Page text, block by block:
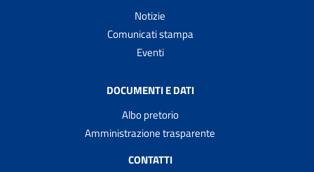
Notizie
Comunicati stampa
Eventi
DOCUMENTI E DATI
Albo pretorio
Amministrazione trasparente
CONTATTI